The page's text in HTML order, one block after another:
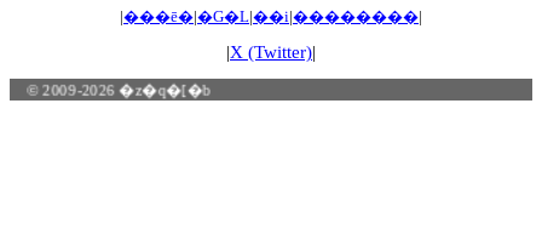
|���ē�|�G�L|��i|��������|
|X (Twitter)|
© 2009-2026 �z�q�[�b